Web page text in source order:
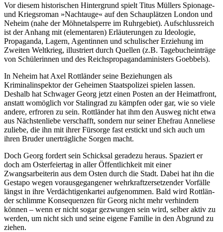
Vor diesem historischen Hintergrund spielt Titus Müllers Spionage-
und Kriegsroman »Nachtauge« auf den Schauplätzen London und
Neheim (nahe der Möhnetalsperre im Ruhrgebiet). Aufschlussreich
ist der An­hang mit (elementaren) Erläuterungen zu Ideologie,
Propaganda, Lagern, Agentinnen und schulischer Er­zie­hung im
Zweiten Weltkrieg, illustriert durch Quellen (z.B. Tagebucheinträge
von Schülerinnen und des Reichs­pro­pa­gan­da­mi­nis­ters Goebbels).
In Neheim hat Axel Rottländer seine Beziehungen als
Kriminalinspektor der Geheimen Staatspolizei spie­len lassen.
Deshalb hat Schwager Georg jetzt einen Posten an der Heimatfront,
anstatt womöglich vor Sta­lin­grad zu kämpfen oder gar, wie so viele
andere, erfroren zu sein. Rottländer hat ihm den Ausweg nicht etwa
aus Nächstenliebe verschafft, sondern nur seiner Ehefrau Anneliese
zuliebe, die ihn mit ihrer Fürsor­ge fast erstickt und sich auch um
ihren Bruder unerträgliche Sorgen macht.
Doch Georg fordert sein Schicksal geradezu heraus. Spaziert er
doch am Osterfeiertag in aller Öffentlich­keit mit einer
Zwangsarbeiterin aus dem Osten durch die Stadt. Dabei hat ihn die
Gestapo wegen voraus­gegangener wehrkraftzersetzender Vorfälle
längst in ihre Verdächtigenkartei aufgenommen. Bald wird Rott­län­
der schlimme Konsequenzen für Georg nicht mehr verhindern
können – wenn er nicht sogar ge­zwun­gen sein wird, selber aktiv zu
werden, um nicht sich und seine eigene Familie in den Abgrund zu
zie­hen.